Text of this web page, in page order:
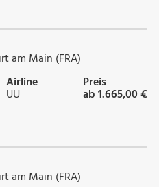
am Main (FRA)
Airline
UU
Preis
ab 1.665,00 €
am Main (FRA)